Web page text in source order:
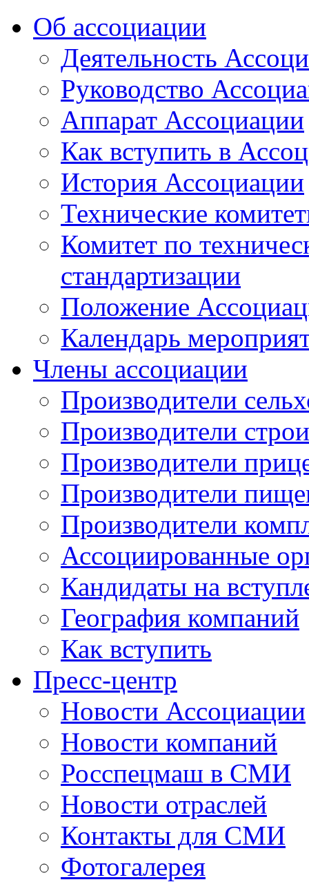
Об ассоциации
Деятельность
Руководство
Аппарат Ассоциации
Как вступить в
История Ассоциации
Технические
Комитет по
стандартизации
Положение
Календарь
Члены ассоциации
Производители
Производители
Производители
Производители
Производители
Ассоциированные
Кандидаты на
География компаний
Как вступить
Пресс-центр
Новости Ассоциации
Новости компаний
Росспецмаш в СМИ
Новости отраслей
Контакты для СМИ
Фотогалерея